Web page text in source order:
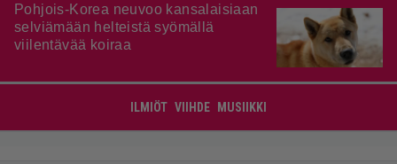
Pohjois-Korea neuvoo kansalaisiaan
selviämään helteistä syömällä
viilentävää koiraa
ILMIÖT VIIHDE MUSIIKKI